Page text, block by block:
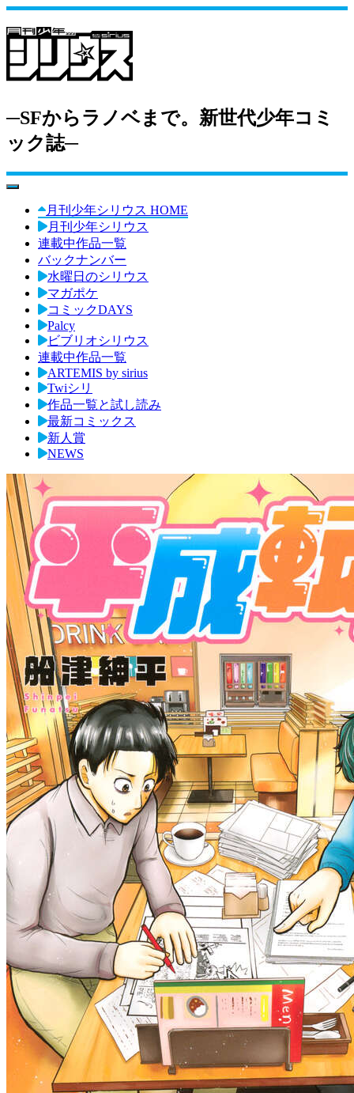
─SFからラノベまで。新世代少年コミ
ック誌─
toggle navigation
月刊少年シリウス HOME
月刊少年シリウス
連載中作品一覧
バックナンバー
水曜日のシリウス
マガポケ
コミックDAYS
Palcy
ビブリオシリウス
連載中作品一覧
ARTEMIS by sirius
Twiシリ
作品一覧と試し読み
最新コミックス
新人賞
NEWS